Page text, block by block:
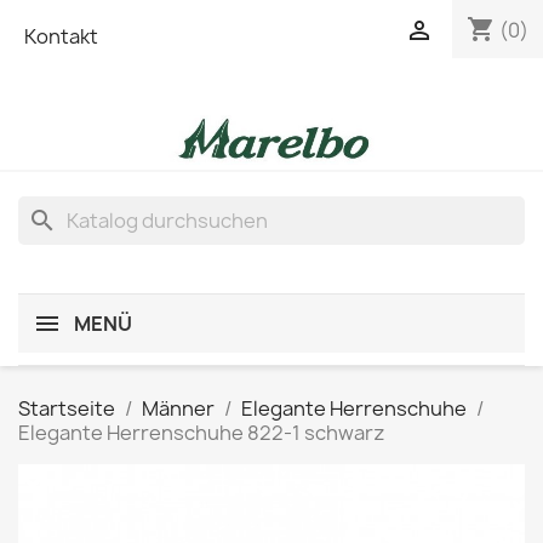
Kontakt shopping_cart (0)

search
MENÜ
Startseite Männer
Elegante Herrenschuhe
Elegante Herrenschuhe 822-1 schwarz